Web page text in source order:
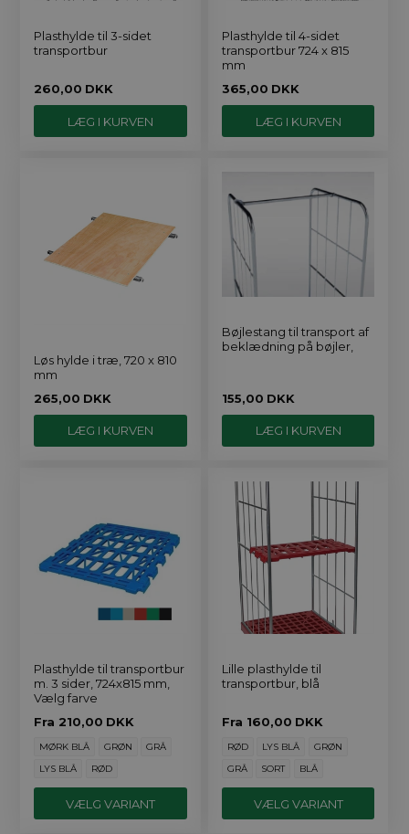
Plasthylde til 3-sidet
transportbur
260,00 DKK
Plasthylde til 4-sidet
transportbur 724 x 815
mm
365,00 DKK
Løs hylde i træ, 720 x 810
mm
265,00 DKK
Bøjlestang til transport af
beklædning på bøjler,
155,00 DKK
Plasthylde til transportbur
m. 3 sider, 724x815 mm,
Vælg farve
Fra 210,00 DKK
MØRK BLÅ GRØN
GRÅ
LYS BLÅ
RØD
VÆLG VARIANT
Lille plasthylde til
transportbur, blå
Fra 160,00 DKK
RØD LYS BLÅ
GRØN
GRÅ
SORT BLÅ
VÆLG VARIANT